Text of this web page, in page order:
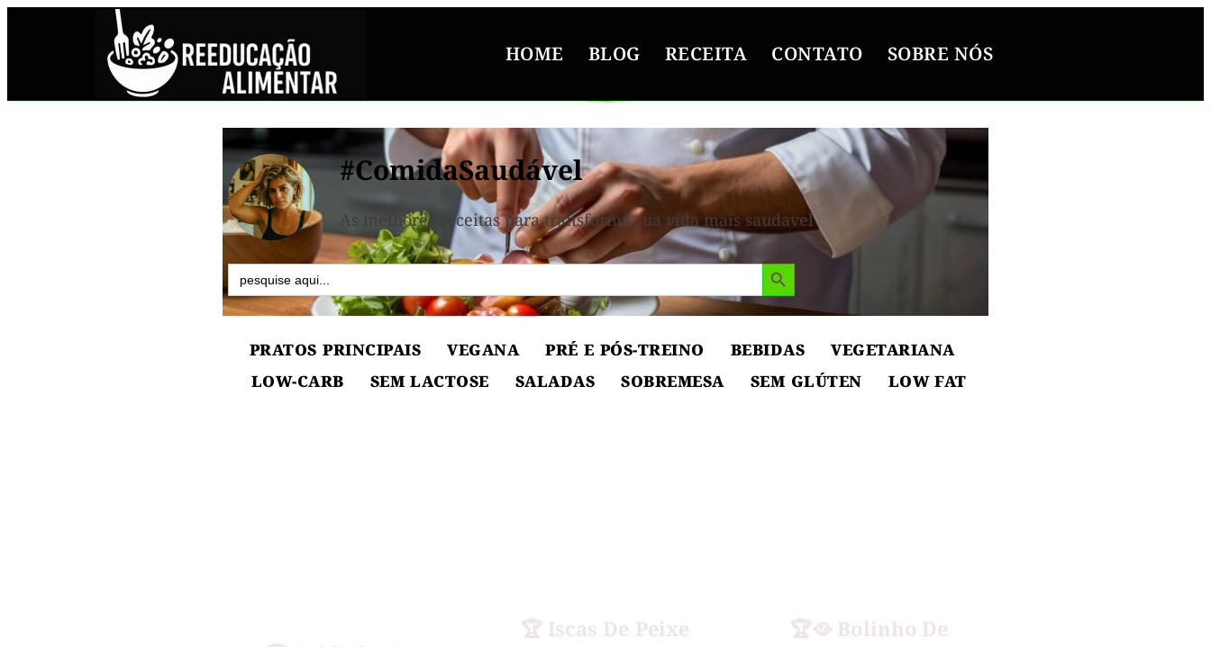
HOME BLOG RECEITA CONTATO SOBRE NÓS
#ComidaSaudável
As melhores receitas para transforma sua vida mais saudavel
Search
for:
Search Button
PRATOS PRINCIPAIS VEGANA PRÉ E PÓS-TREINO BEBIDAS
VEGETARIANA
LOW-CARB
SEM LACTOSE SALADAS SOBREMESA SEM GLÚTEN LOW FAT
🏆 Iscas De Peixe
🏆🥘 Bolinho De